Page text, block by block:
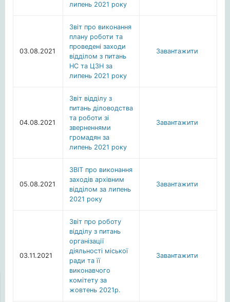
липень 2021 року
03.08.2021
Звіт про виконання
плану роботи та
проведені заходи
відділом з питань
НС та ЦЗН за
липень 2021 року
Завантажити
04.08.2021
Звіт відділу з
питань діловодства
та роботи зі
зверненнями
громадян за
липень 2021 року
Завантажити
05.08.2021
ЗВІТ про виконання
заходів архівним
відділом за липень
2021 року
Завантажити
03.11.2021
Звіт про роботу
відділу з питань
організації
діяльності міської
ради та її
виконавчого
комітету за
жовтень 2021р.
Завантажити